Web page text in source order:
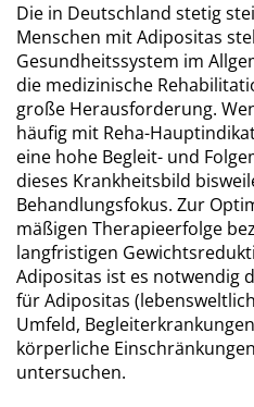
Die in Deutschland stetig
Menschen mit Adipositas
Gesundheitssystem im
die medizinische
große Herausforderung.
häufig mit Reha-
eine hohe Begleit- und
dieses Krankheitsbild
Behandlungsfokus. Zur
mäßigen Therapieerfolge
langfristigen
Adipositas ist es notwendig
für Adipositas
Umfeld,
körperliche
untersuchen.